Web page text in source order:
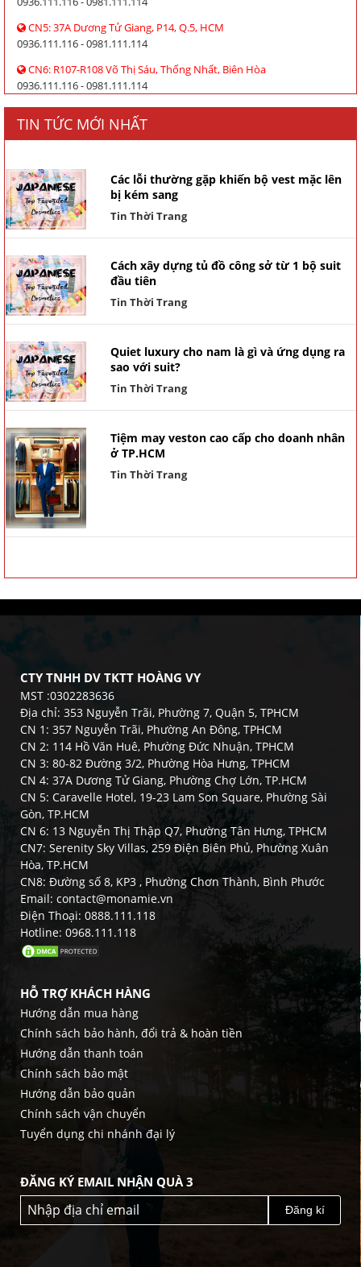
CN5: 37A Dương Tử Giang, P14, Q.5, HCM
0936.111.116 - 0981.111.114
CN6: R107-R108 Võ Thị Sáu, Thống Nhất, Biên Hòa
0936.111.116 - 0981.111.114
TIN TỨC MỚI NHẤT
Các lỗi thường gặp khiến bộ vest mặc lên
bị kém sang
Tin Thời Trang
Cách xây dựng tủ đồ công sở từ 1 bộ suit
đầu tiên
Tin Thời Trang
Quiet luxury cho nam là gì và ứng dụng ra
sao với suit?
Tin Thời Trang
Tiệm may veston cao cấp cho doanh nhân
ở TP.HCM
Tin Thời Trang
CTY TNHH DV TKTT HOÀNG VY
MST :0302283636
Địa chỉ: 353 Nguyễn Trãi, Phường 7, Quận 5, TPHCM
CN 1: 357 Nguyễn Trãi, Phường An Đông, TPHCM
CN 2: 114 Hồ Văn Huê, Phường Đức Nhuận, TPHCM
CN 3: 80-82 Đường 3/2, Phường Hòa Hưng, TPHCM
CN 4: 37A Dương Tử Giang, Phường Chợ Lớn, TP.HCM
CN 5: Caravelle Hotel, 19-23 Lam Son Square, Phường Sài
Gòn, TP.HCM
CN 6: 13 Nguyễn Thị Thập Q7, Phường Tân Hưng, TPHCM
CN7: Serenity Sky Villas, 259 Điện Biên Phủ, Phường Xuân
Hòa, TP.HCM
CN8: Đường số 8, KP3 , Phường Chơn Thành, Bình Phước
Email: contact@monamie.vn
Điện Thoại: 0888.111.118
Hotline: 0968.111.118
HỖ TRỢ KHÁCH HÀNG
Hướng dẫn mua hàng
Chính sách bảo hành, đổi trả & hoàn tiền
Hướng dẫn thanh toán
Chính sách bảo mật
Hướng dẫn bảo quản
Chính sách vận chuyển
Tuyển dụng chi nhánh đại lý
ĐĂNG KÝ EMAIL NHẬN QUÀ 3
Đăng kí